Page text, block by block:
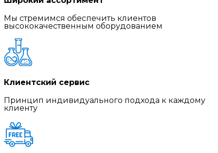
Мы стремимся обеспечить клиентов
высококачественным оборудованием
Клиентский сервис
Принцип индивидуального подхода к каждому
клиенту